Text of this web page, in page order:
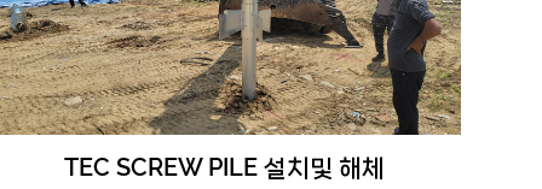
TEC SCREW PILE 설치및 해체